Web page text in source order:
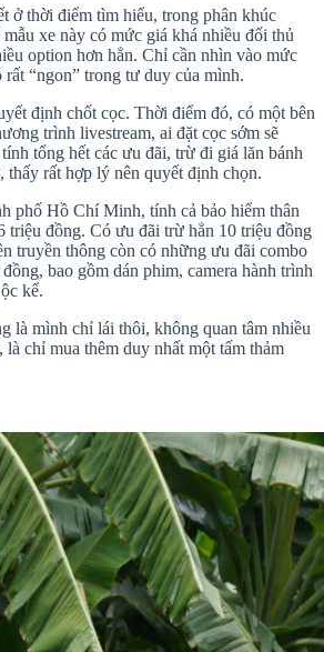
ở thời điểm tìm hiểu, trong phân khúc
xe này có mức giá khá nhiều đối thủ
option hơn hẳn. Chỉ cần nhìn vào mức
rất “ngon” trong tư duy của mình.
định chốt cọc. Thời điểm đó, có một bên
trình livestream, ai đặt cọc sớm sẽ
tổng hết các ưu đãi, trừ đi giá lăn bánh
thấy rất hợp lý nên quyết định chọn.
phố Hồ Chí Minh, tính cả bảo hiểm thân
triệu đồng. Có ưu đãi trừ hẳn 10 triệu đồng
truyền thông còn có những ưu đãi combo
bao gồm dán phim, camera hành trình
kể.
là mình chỉ lái thôi, không quan tâm nhiều
là chỉ mua thêm duy nhất một tấm thảm